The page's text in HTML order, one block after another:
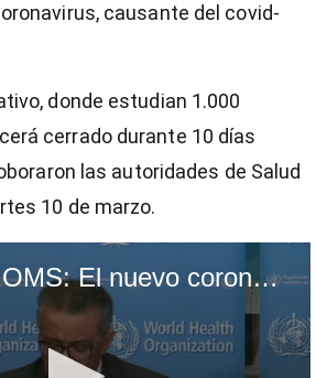
causante del covid-
donde estudian 1.000
cerrado durante 10 días
las autoridades de Salud
10 de marzo.
(Video) OMS: El nuevo coronavirus Covid-19 es una 'pandemia'